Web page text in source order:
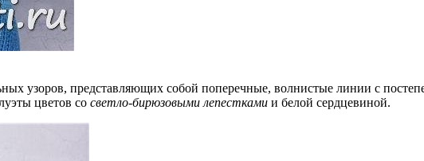
узоров, представляющих собой поперечные, волнистые линии с
цветов со светло-бирюзовыми лепестками и белой сердцевиной.